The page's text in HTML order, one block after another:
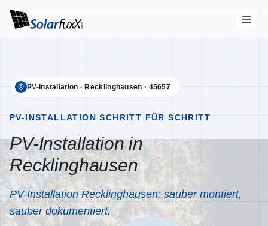
Leistungen
Übersicht
Photovoltaik
Wallbox
Stromspeicher
Wärmepumpen
PV-Installation · Recklinghausen · 45657
PV-INSTALLATION SCHRITT FÜR SCHRITT
PV-Installation in
Recklinghausen
PV-Installation Recklinghausen: sauber montiert,
sauber dokumentiert.